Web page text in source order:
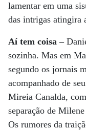
lamentar em uma
das intrigas atingira
Aí tem coisa –
sozinha. Mas em
segundo os jornais
acompanhado de
Mireia Canalda,
separação de
Os rumores da